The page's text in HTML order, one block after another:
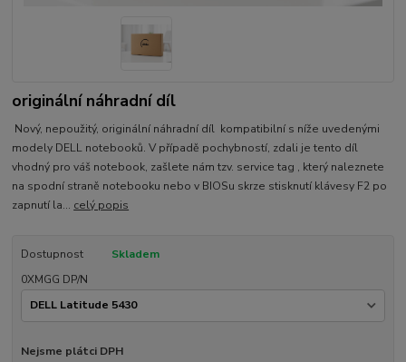
originální náhradní díl
Nový, nepoužitý, originální náhradní díl kompatibilní s níže uvedenými
modely DELL notebooků. V případě pochybností, zdali je tento díl
vhodný pro váš notebook, zašlete nám tzv. service tag , který naleznete
na spodní straně notebooku nebo v BIOSu skrze stisknutí klávesy F2 po
zapnutí la... celý popis
Dostupnost
Skladem
0XMGG DP/N
Nejsme plátci DPH